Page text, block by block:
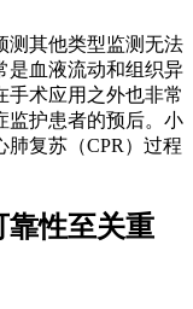
测其他类型监测无法
是血液流动和组织异
手术应用之外也非常
监护患者的预后。小
复苏（CPR）过程
靠性至关重